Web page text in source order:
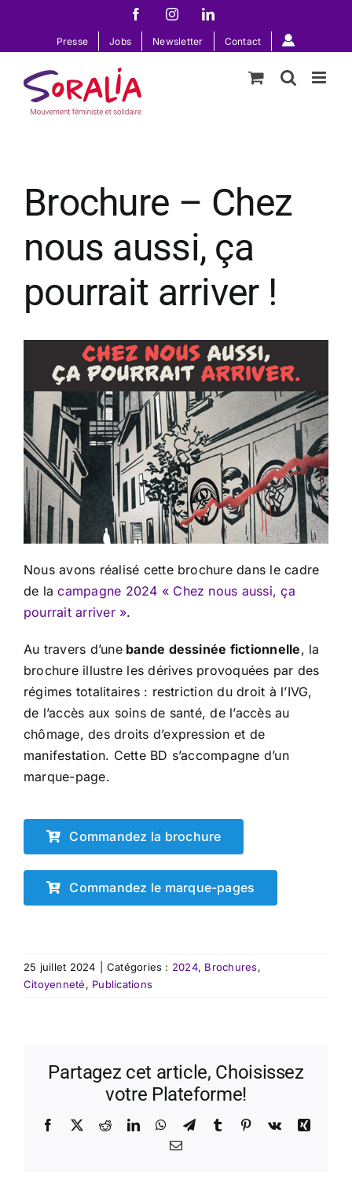
contenu
FacebookInstagramLinkedIn
Presse Jobs Newsletter Contact
Brochure – Chez
nous aussi, ça
pourrait arriver !
Nous avons réalisé cette brochure dans le cadre
de lacampagne 2024 « Chez nous aussi, ça
pourrait arriver ».
Au travers d’unebande dessinée fictionnelle, la
brochure illustre les dérives provoquées par des
régimes totalitaires : restriction du droit à l’IVG,
de l’accès aux soins de santé, de l’accès au
chômage, des droits d’expression et de
manifestation. Cette BD s’accompagne d’un
marque-page.
Commandez la brochure
Commandez le marque-pages
25 juillet 2024 Catégories : 2024, Brochures,
Citoyenneté, Publications
Partagez cet article, Choisissez
votre Plateforme!
Facebook
X RedditLinkedInWhatsApp
TelegramTumblr Pinterest
Vk
Xing
Email